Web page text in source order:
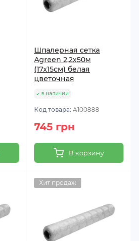
Шпалерная сетка
Agreen 2,2х50м
(17х15см) белая
цветочная
в наличии
Код товара: A100888
745 грн
В корзину
Хит продаж